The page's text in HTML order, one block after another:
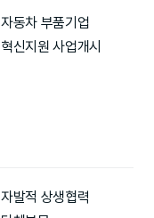
자동차 부품기업
혁신지원 사업개시
자발적 상생협력